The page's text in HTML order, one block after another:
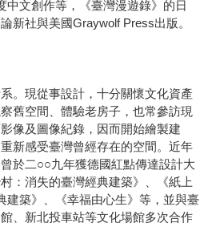
中文創作等，《臺灣漫遊錄》的日
新社與美國Graywolf Press出版。
。現從事設計，十分關懷文化資產
舊空間、體驗老房子，也常參訪現
像及圖像紀錄，因而開始繪製建
新感受臺灣曾經存在的空間。近年
於二○○九年獲德國紅點傳達設計大
：消失的臺灣經典建築》、《紙上
建築》、《幸福由心生》等，並與臺
、新北投車站等文化場館多次合作